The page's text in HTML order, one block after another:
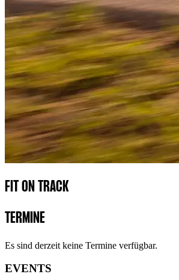
FIT ON TRACK
TERMINE
Es sind derzeit keine Termine verfügbar.
EVENTS